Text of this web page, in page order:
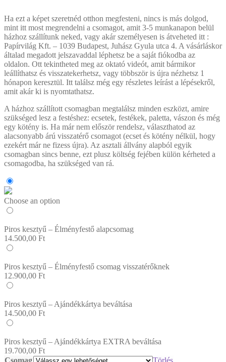
Ha ezt a képet szeretnéd otthon megfesteni, nincs is más dolgod,
mint itt most megrendelni a csomagot, amit 3-5 munkanapon belül
házhoz szállítunk neked, vagy akár személyesen is átveheted itt :
Papírvilág Kft. – 1039 Budapest, Juhász Gyula utca 4. A vásárláskor
általad megadott jelszavaddal léphetsz be a saját fiókodba az
oldalon. Ott tekintheted meg az oktató videót, amit bármikor
leállíthatsz és visszatekerhetsz, vagy többször is újra nézhetsz 1
hónapon keresztül. Itt találsz még egy részletes leírást a lépésekről,
amit akár ki is nyomtathatsz.
A házhoz szállított csomagban megtalálsz minden eszközt, amire
szükséged lesz a festéshez: ecsetek, festékek, paletta, vászon és még
egy kötény is. Ha már nem először rendelsz, választhatod az
alacsonyabb árú visszatérő csomagot (ecset és kötény nélkül, hogy
ezekért már ne fizess újra). Az asztali állvány alapból egyik
csomagban sincs benne, ezt plusz költség fejében külön kérheted a
csomagodba, ha szükséged van rá.
Choose an option
Piros kesztyű – Élményfestő alapcsomag
14.500,00 Ft
Piros kesztyű – Élményfestő csomag visszatérőknek
12.900,00 Ft
Piros kesztyű – Ajándékkártya beváltása
14.500,00 Ft
Piros kesztyű – Ajándékkártya EXTRA beváltása
19.700,00 Ft
Csomag
Törlés